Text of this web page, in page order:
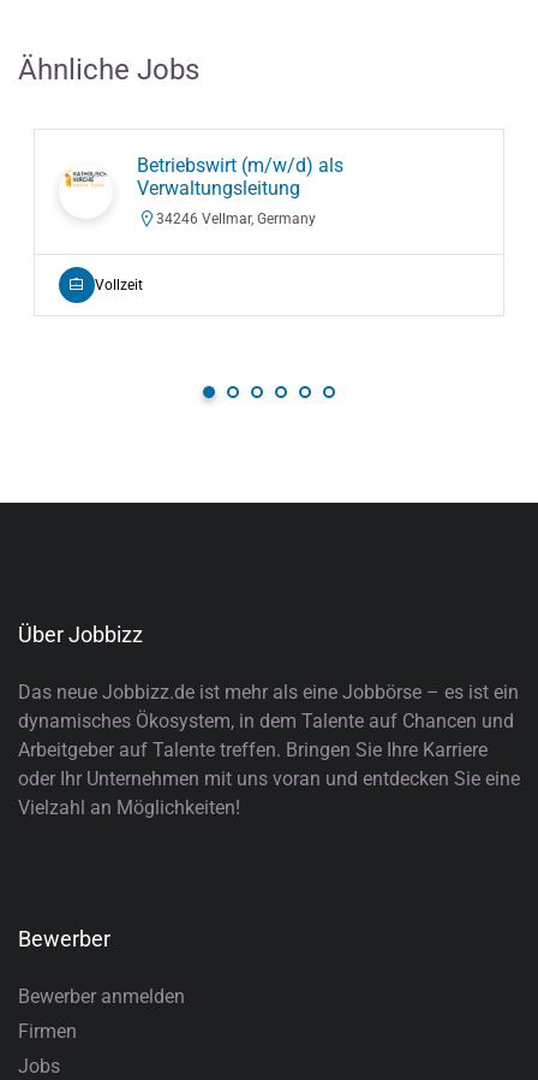
Ähnliche Jobs
Betriebswirt (m/w/d) als
Verwaltungsleitung
34246 Vellmar, Germany
Vollzeit
Über Jobbizz
Das neue Jobbizz.de ist mehr als eine Jobbörse – es ist ein
dynamisches Ökosystem, in dem Talente auf Chancen und
Arbeitgeber auf Talente treffen. Bringen Sie Ihre Karriere
oder Ihr Unternehmen mit uns voran und entdecken Sie eine
Vielzahl an Möglichkeiten!
Bewerber
Bewerber anmelden
Firmen
Jobs